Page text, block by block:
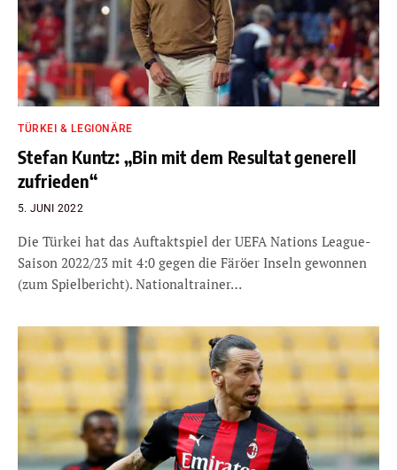
TÜRKEI & LEGIONÄRE
Stefan Kuntz: „Bin mit dem Resultat generell
zufrieden“
5. JUNI 2022
Die Türkei hat das Auftaktspiel der UEFA Nations League-
Saison 2022/23 mit 4:0 gegen die Färöer Inseln gewonnen
(zum Spielbericht). Nationaltrainer…